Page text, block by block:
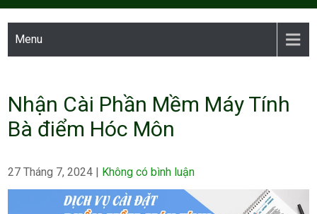
Menu
Nhận Cài Phần Mềm Máy Tính
Bà điểm Hóc Môn
27 Tháng 7, 2024 | Không có bình luận